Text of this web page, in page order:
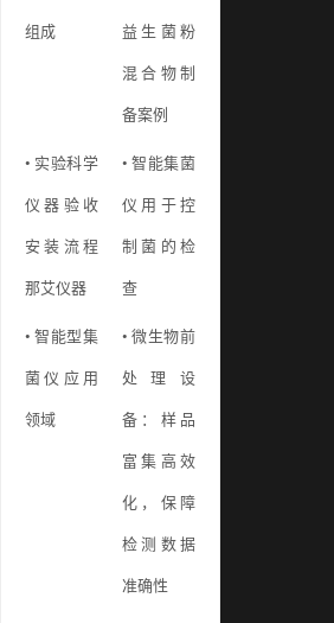
组成 益生菌粉
混合物制
备案例
• 实验科学
仪器验收
安装流程
那艾仪器
• 智能集菌
仪用于控
制菌的检
查
• 智能型集
菌仪应用
领域
• 微生物前
处理设
备：样品
富集高效
化，保障
检测数据
准确性